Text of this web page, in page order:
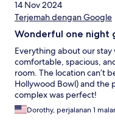
14 Nov 2024
Terjemah dengan Google
Wonderful one night
Everything about our
comfortable, spacious,
room. The location can’t
Hollywood Bowl) and the
complex was perfect!
Dorothy, perjalanan 1